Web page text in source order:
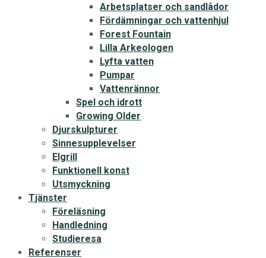
Arbetsplatser och sandlådor
Fördämningar och vattenhjul
Forest Fountain
Lilla Arkeologen
Lyfta vatten
Pumpar
Vattenrännor
Spel och idrott
Growing Older
Djurskulpturer
Sinnesupplevelser
Elgrill
Funktionell konst
Utsmyckning
Tjänster
Föreläsning
Handledning
Studieresa
Referenser